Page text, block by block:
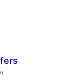
གདེང་
འཇོག་
)